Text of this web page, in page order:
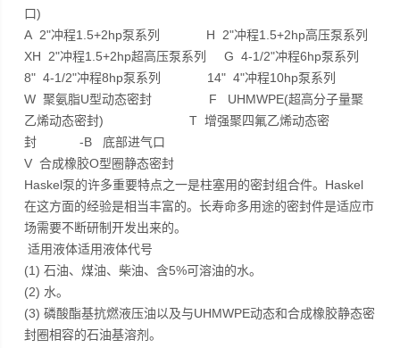
口)
A 2"冲程1.5+2hp泵系列 H 2"冲程1.5+2hp高压泵系列
XH 2"冲程1.5+2hp超高压泵系列 G 4-1/2"冲程6hp泵系列
8" 4-1/2"冲程8hp泵系列 14" 4"冲程10hp泵系列
W 聚氨脂U型动态密封 F UHMWPE(超高分子量聚
乙烯动态密封) T 增强聚四氟乙烯动态密
封 -B 底部进气口
V 合成橡胶O型圈静态密封
Haskel泵的许多重要特点之一是柱塞用的密封组合件。Haskel
在这方面的经验是相当丰富的。长寿命多用途的密封件是适应市
场需要不断研制开发出来的。
适用液体适用液体代号
(1) 石油、煤油、柴油、含5%可溶油的水。
(2) 水。
(3) 磷酸酯基抗燃液压油以及与UHMWPE动态和合成橡胶静态密
封圈相容的石油基溶剂。